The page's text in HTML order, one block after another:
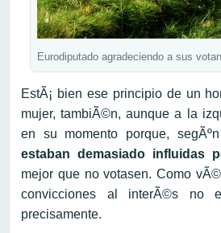
Eurodiputado agradeciendo a sus
EstÃ¡ bien ese principio de un
mujer, tambiÃ©n, aunque a la
en su momento porque,
estaban demasiado influidas
mejor que no votasen. Como
convicciones al interÃ©s no
precisamente.